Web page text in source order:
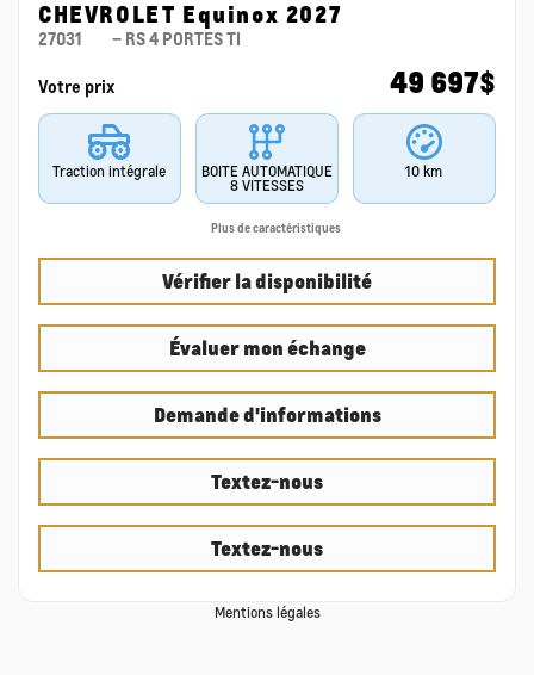
CHEVROLET Equinox 2027
27031 – RS 4 PORTES TI
Votre prix 49 697$
Traction intégrale
BOITE AUTOMATIQUE
8 VITESSES
10 km
Plus de caractéristiques
Vérifier la disponibilité
Évaluer mon échange
Demande d'informations
Textez-nous
Textez-nous
Mentions légales